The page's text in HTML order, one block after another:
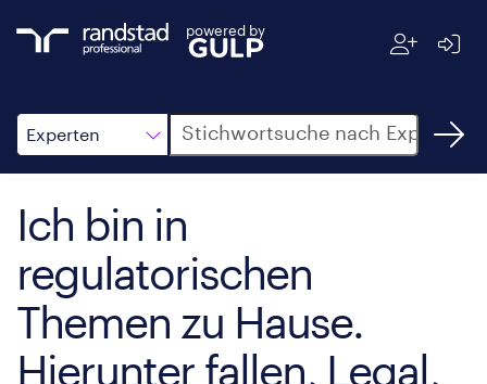
powered by
Experten
Suche
Ich bin in
regulatorischen
Themen zu Hause.
Hierunter fallen, Legal,